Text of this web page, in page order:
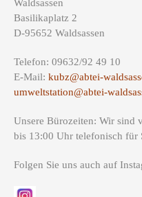
Waldsassen
Basilikaplatz 2
D-95652 Waldsassen
Telefon: 09632/92 49 10
E-Mail: kubz@abtei-
umweltstation@abtei-
Unsere Bürozeiten: Wir sind
bis 13:00 Uhr telefonisch für
Folgen Sie uns auch auf